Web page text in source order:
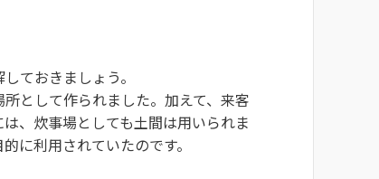
ておきましょう。
として作られました。加えて、来客
、炊事場としても土間は用いられま
に利用されていたのです。